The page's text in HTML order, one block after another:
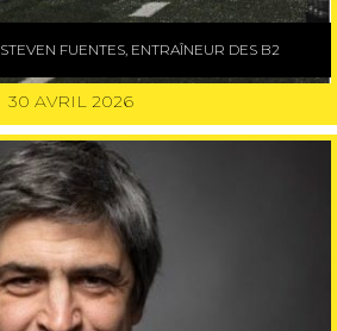
FUENTES, ENTRAÎNEUR DES B2
30 AVRIL 2026